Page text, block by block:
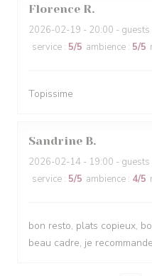
Florence R
2026-02-19 - 20:00 - guests
service : 5/5 ambience : 5/5
Topissime
Sandrine B
2026-02-14 - 19:00 - guests
service : 5/5 ambience : 4/5
bon resto, plats copieux,
beau cadre, je recommande